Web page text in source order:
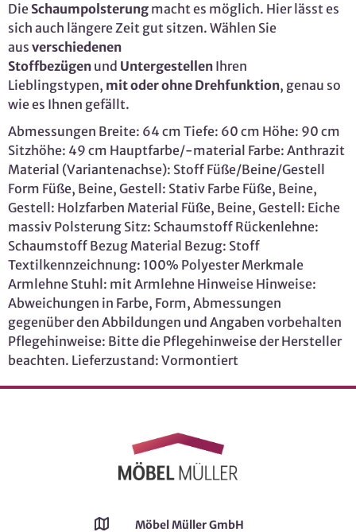
Die Schaumpolsterung macht es möglich. Hier lässt es
sich auch längere Zeit gut sitzen. Wählen Sie
aus verschiedenen
Stoffbezügen und Untergestellen Ihren
Lieblingstypen, mit oder ohne Drehfunktion, genau so
wie es Ihnen gefällt.
Abmessungen Breite: 64 cm Tiefe: 60 cm Höhe: 90 cm
Sitzhöhe: 49 cm Hauptfarbe/-material Farbe: Anthrazit
Material (Variantenachse): Stoff Füße/Beine/Gestell
Form Füße, Beine, Gestell: Stativ Farbe Füße, Beine,
Gestell: Holzfarben Material Füße, Beine, Gestell: Eiche
massiv Polsterung Sitz: Schaumstoff Rückenlehne:
Schaumstoff Bezug Material Bezug: Stoff
Textilkennzeichnung: 100% Polyester Merkmale
Armlehne Stuhl: mit Armlehne Hinweise Hinweise:
Abweichungen in Farbe, Form, Abmessungen
gegenüber den Abbildungen und Angaben vorbehalten
Pflegehinweise: Bitte die Pflegehinweise der Hersteller
beachten. Lieferzustand: Vormontiert
Möbel Müller GmbH